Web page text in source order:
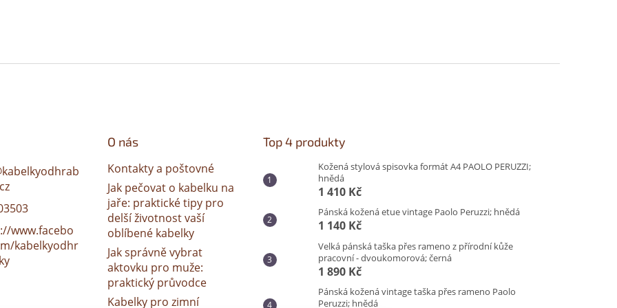
kabelkyodhrab
www.facebo
kabelkyodhr
O nás
Kontakty a poštovné
Jak pečovat o kabelku na
jaře: praktické tipy pro
delší životnost vaší
oblíbené kabelky
Jak správně vybrat
aktovku pro muže:
praktický průvodce
Kabelky pro zimní
Top 4 produkty
Kožená stylová spisovka formát A4 PAOLO PERUZZI;
hnědá
1 410 Kč
Pánská kožená etue vintage Paolo Peruzzi; hnědá
1 140 Kč
Velká pánská taška přes rameno z přírodní kůže
pracovní - dvoukomorová; černá
1 890 Kč
Pánská kožená vintage taška přes rameno Paolo
Peruzzi; hnědá